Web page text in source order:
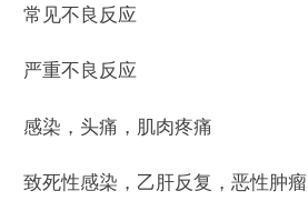
常见不良反应
严重不良反应
感染，头痛，肌肉疼痛
致死性感染，乙肝反复，恶性肿瘤